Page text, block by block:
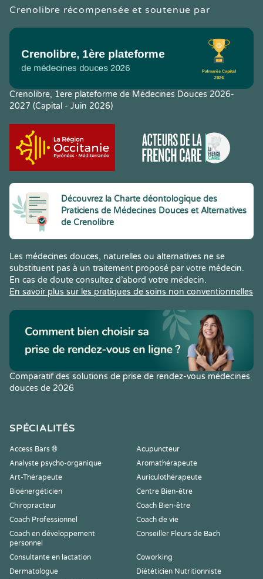
Crenolibre récompensée et soutenue par
Crenolibre, 1ere plateforme de Médecines Douces 2026-
2027 (Capital - Juin 2026)
Découvrez la Charte déontologique des
Praticiens de Médecines Douces et Alternatives
de Crenolibre
Les médecines douces, naturelles ou alternatives ne se
substituent pas à un traitement proposé par votre médecin.
En cas de doute consultez d’abord votre médecin.
En savoir plus sur les pratiques de soins non conventionnelles
Comparatif des solutions de prise de rendez-vous médecines
douces de 2026
SPÉCIALITÉS
Access Bars ®
Acupuncteur
Analyste psycho-organique
Aromathérapeute
Art-Thérapeute
Auriculothérapeute
Bioénergéticien
Centre Bien-être
Chiropracteur
Coach Bien-être
Coach Professionnel
Coach de vie
Coach en développement
personnel
Conseiller Fleurs de Bach
Consultante en lactation
Coworking
Dermatologue
Diététicien Nutritionniste